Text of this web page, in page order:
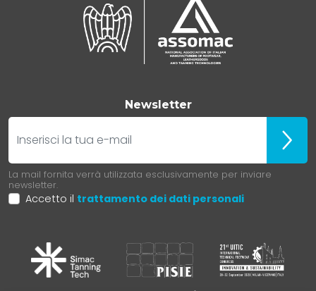
Newsletter
E-mail
Iscriviti
La mail fornita verrà utilizzata esclusivamente per inviare
newsletter.
Accetto il trattamento dei dati personali